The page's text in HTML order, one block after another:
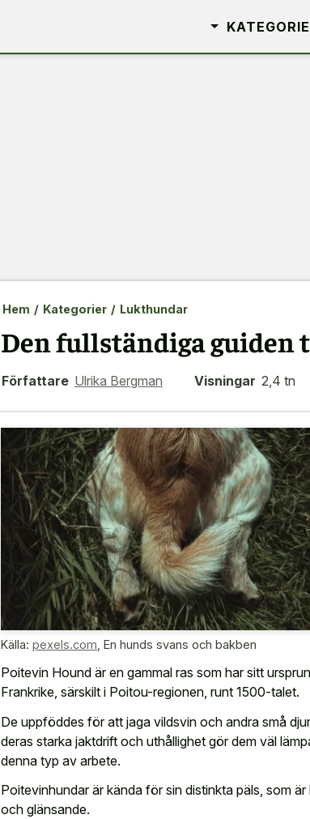
Hem / Kategorier / Lukthundar
Den fullständiga
Författare Ulrika Bergman Visningar 2,4 tn
Källa: pexels.com En hunds svans och bakben
Poitevin Hound är en gammal ras som har sitt
Frankrike, särskilt i Poitou-regionen, runt 1500-talet.
De uppföddes för att jaga vildsvin och andra små
deras starka jaktdrift och uthållighet gör dem väl
denna typ av arbete.
Poitevinhundar är kända för sin distinkta päls, som är
och glänsande.